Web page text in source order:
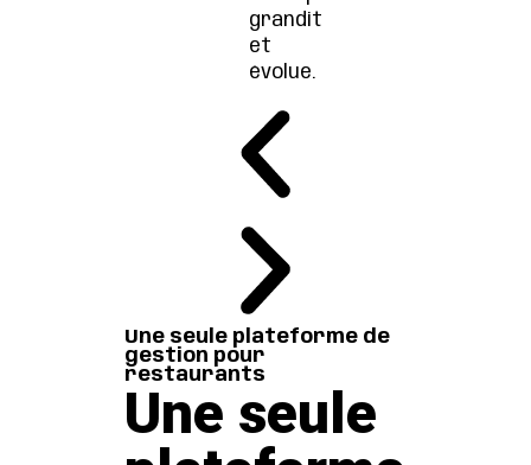
grandit
et
évolue.
Une seule plateforme de
gestion pour
restaurants
Une seule